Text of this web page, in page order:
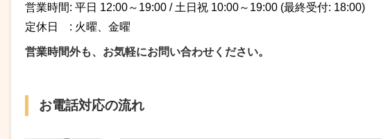
営業時間: 平日 12:00～19:00 / 土日祝 10:00～19:00(最終受付: 18:00)
定休日 : 火曜、金曜
営業時間外も、お気軽にお問い合わせください。
お電話対応の流れ